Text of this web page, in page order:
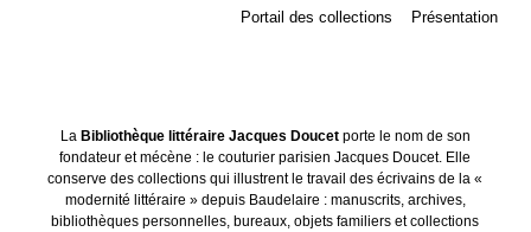
Portail des collections Présentation
La Bibliothèque littéraire Jacques Doucetporte le nom de son
fondateur et mécène : le couturier parisien Jacques Doucet. Elle
conserve des collections qui illustrent le travail des écrivains de la «
modernité littéraire » depuis Baudelaire : manuscrits, archives,
bibliothèques personnelles, bureaux, objets familiers et collections